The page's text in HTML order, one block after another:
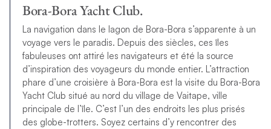
Bora-Bora Yacht Club.
La navigation dans le lagon de Bora-Bora s’apparente à un
voyage vers le paradis. Depuis des siècles, ces îles
fabuleuses ont attiré les navigateurs et été la source
d’inspiration des voyageurs du monde entier. L’attraction
phare d’une croisière à Bora-Bora est la visite du Bora-Bora
Yacht Club situé au nord du village de Vaitape, ville
principale de l’île. C’est l’un des endroits les plus prisés
des globe-trotters. Soyez certains d’y rencontrer des